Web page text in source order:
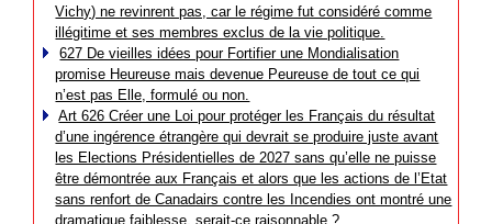
Vichy) ne revinrent pas, car le régime fut considéré comme
illégitime et ses membres exclus de la vie politique.
627 De vieilles idées pour Fortifier une Mondialisation
promise Heureuse mais devenue Peureuse de tout ce qui
n’est pas Elle, formulé ou non.
Art 626 Créer une Loi pour protéger les Français du résultat
d’une ingérence étrangère qui devrait se produire juste avant
les Elections Présidentielles de 2027 sans qu’elle ne puisse
être démontrée aux Français et alors que les actions de l’Etat
sans renfort de Canadairs contre les Incendies ont montré une
dramatique faiblesse, serait-ce raisonnable ?